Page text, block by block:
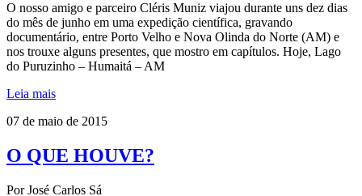
O nosso amigo e parceiro Cléris Muniz viajou durante uns dez dias
do mês de junho em uma expedição científica, gravando
documentário, entre Porto Velho e Nova Olinda do Norte (AM) e
nos trouxe alguns presentes, que mostro em capítulos. Hoje, Lago
do Puruzinho – Humaitá – AM
Leia mais
07 de maio de 2015
O QUE HOUVE?
Por José Carlos Sá